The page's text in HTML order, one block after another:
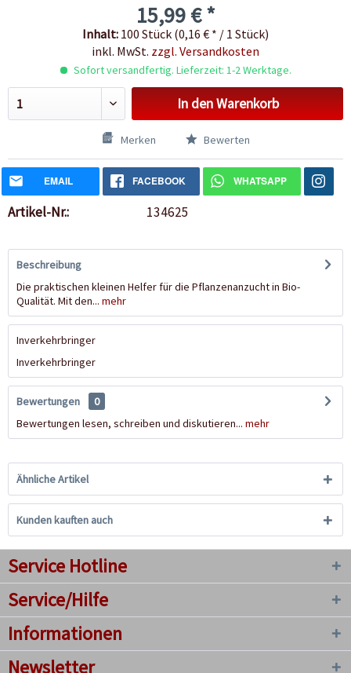
15,99 € *
Inhalt: 100 Stück (0,16 € * / 1 Stück)
inkl. MwSt. zzgl. Versandkosten
Sofort versandfertig. Lieferzeit: 1-2 Werktage.
In denWarenkorb
Merken Bewerten
EMAIL FACEBOOK WHATSAPP
Artikel-Nr.: 134625
Beschreibung
Die praktischen kleinen Helfer für die Pflanzenanzucht in Bio-
Qualität. Mit den... mehr
Inverkehrbringer
Inverkehrbringer
Bewertungen
0
Bewertungen lesen, schreiben und diskutieren... mehr
Ähnliche Artikel
Kunden kauften auch
Service Hotline
Service/Hilfe
Informationen
Newsletter